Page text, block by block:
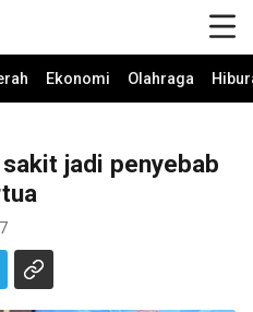
Ekonomi Olahraga
jadi penyebab